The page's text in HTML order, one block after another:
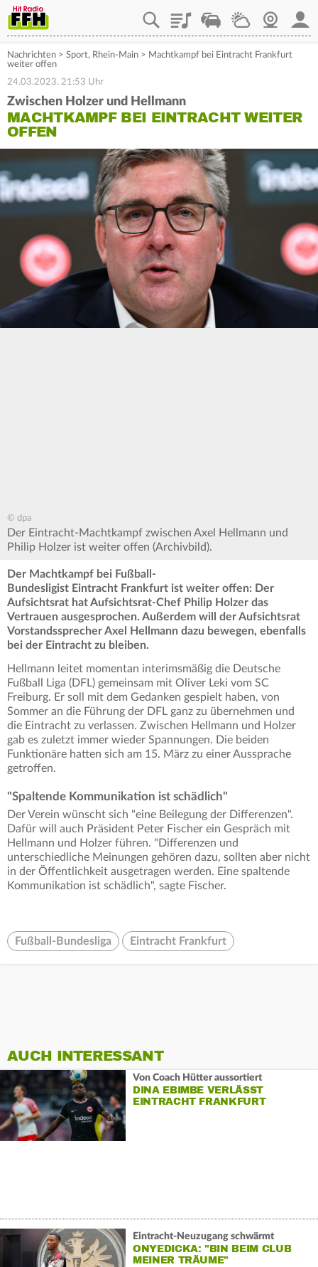
PlaylistStaupilotWetterWebcam
Nachrichten > Sport, Rhein-Main > Machtkampf bei Eintracht Frankfurt
weiter offen
24.03.2023, 21:53 Uhr
Zwischen Holzer und Hellmann
MACHTKAMPF BEI EINTRACHT WEITER
OFFEN
© dpa
Der Eintracht-Machtkampf zwischen Axel Hellmann und
Philip Holzer ist weiter offen (Archivbild).
Der Machtkampf bei Fußball-
Bundesligist Eintracht Frankfurt ist weiter offen: Der
Aufsichtsrat hat Aufsichtsrat-Chef Philip Holzer das
Vertrauen ausgesprochen. Außerdem will der Aufsichtsrat
Vorstandssprecher Axel Hellmann dazu bewegen, ebenfalls
bei der Eintracht zu bleiben.
Hellmann leitet momentan interimsmäßig die Deutsche
Fußball Liga (DFL) gemeinsam mit Oliver Leki vom SC
Freiburg. Er soll mit dem Gedanken gespielt haben, von
Sommer an die Führung der DFL ganz zu übernehmen und
die Eintracht zu verlassen. Zwischen Hellmann und Holzer
gab es zuletzt immer wieder Spannungen. Die beiden
Funktionäre hatten sich am 15. März zu einer Aussprache
getroffen.
"Spaltende Kommunikation ist schädlich"
Der Verein wünscht sich "eine Beilegung der Differenzen".
Dafür will auch Präsident Peter Fischer ein Gespräch mit
Hellmann und Holzer führen. "Differenzen und
unterschiedliche Meinungen gehören dazu, sollten aber nicht
in der Öffentlichkeit ausgetragen werden. Eine spaltende
Kommunikation ist schädlich", sagte Fischer.
Fußball-Bundesliga Eintracht Frankfurt
AUCH INTERESSANT
Von Coach Hütter aussortiert
DINA EBIMBE VERLÄSST
EINTRACHT FRANKFURT
Eintracht-Neuzugang schwärmt
ONYEDICKA: "BIN BEIM CLUB
MEINER TRÄUME"